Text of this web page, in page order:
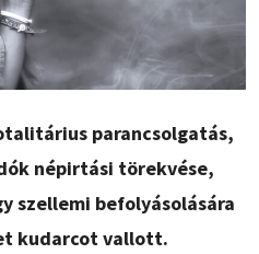
parancsolgatás,
népirtási törekvése,
szellemi befolyásolására
kudarcot vallott.